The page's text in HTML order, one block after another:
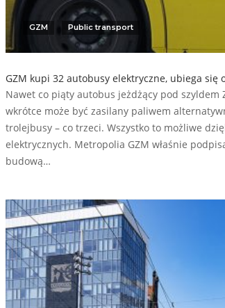
GZM Public transport
GZM kupi 32 autobusy elektryczne, ubiega
Nawet co piąty autobus jeżdżący pod
wkrótce może być zasilany paliwem
trolejbusy – co trzeci. Wszystko to możliwe
elektrycznych. Metropolia GZM właśnie
budową…